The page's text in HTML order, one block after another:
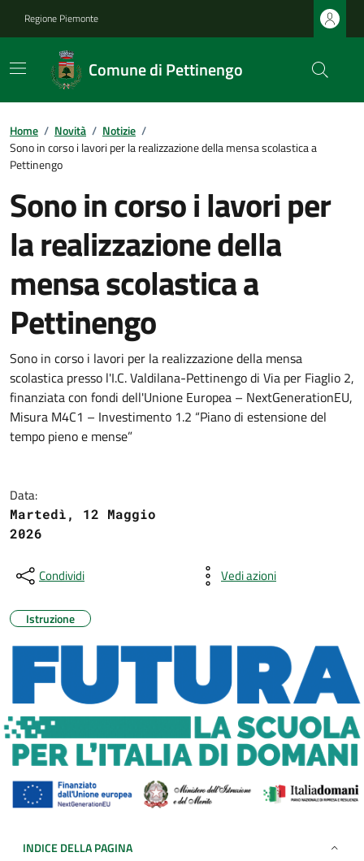
Regione Piemonte
Comune di Pettinengo
Home / Novità / Notizie /
Sono in corso i lavori per la realizzazione della mensa scolastica a
Pettinengo
Sono in corso i lavori per
la realizzazione della
mensa scolastica a
Pettinengo
Sono in corso i lavori per la realizzazione della mensa
scolastica presso l'I.C. Valdilana-Pettinengo di Via per Fiaglio 2,
finanziata con fondi dell'Unione Europea – NextGenerationEU,
Misura M4C1 – Investimento 1.2 “Piano di estensione del
tempo pieno e mense”
Data:
Martedì, 12 Maggio
2026
Condividi Vedi azioni
Istruzione
INDICE DELLA PAGINA